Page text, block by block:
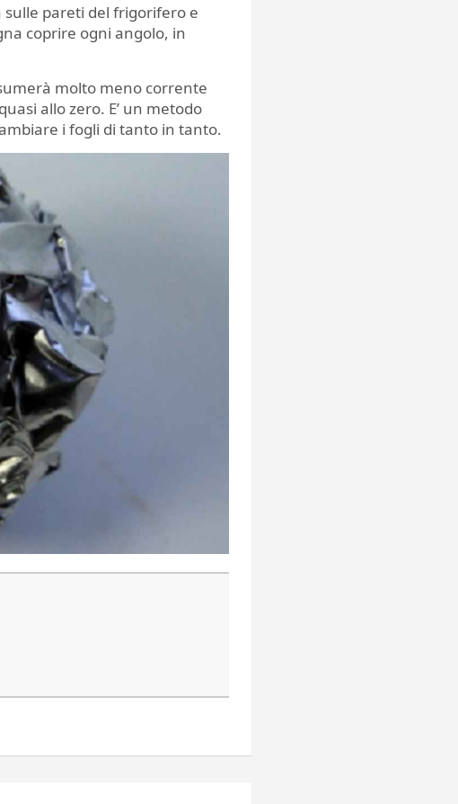
pareti del frigorifero e
coprire ogni angolo, in
molto meno corrente
allo zero. E’ un metodo
i fogli di tanto in tanto.